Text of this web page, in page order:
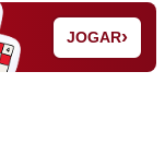
JOGAR›